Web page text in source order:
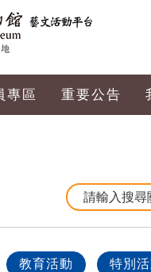
專區 重要公告
教育活動 特別